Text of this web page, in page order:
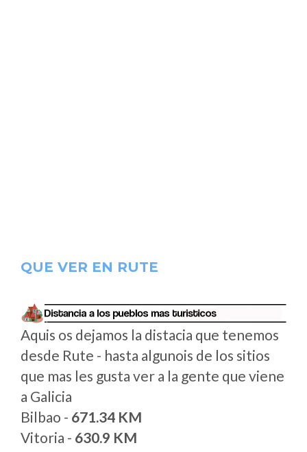
QUE VER EN RUTE
Aquis os dejamos la distacia que tenemos
desde Rute - hasta algunois de los sitios
que mas les gusta ver a la gente que viene
a Galicia
Bilbao - 671.34 KM
Vitoria - 630.9 KM